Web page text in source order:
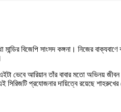
বিজেপি সাংসদ কঙ্গনা। নিজের বাক্যবাণে
ভেবে আরিয়ান তাঁর বাবার মতো অভিনয় জীবন
প্রযোজনার দায়িত্বে রয়েছে শাহরুখের